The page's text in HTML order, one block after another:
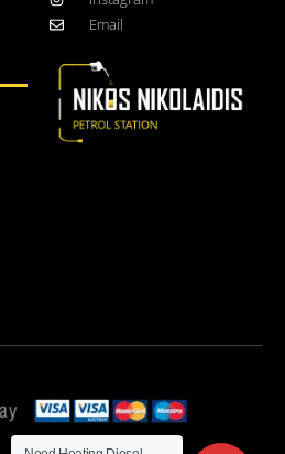
Email